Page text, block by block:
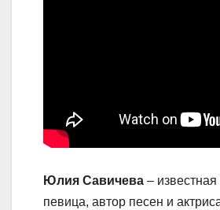
Юлия Савичева –
певица, автор песен и